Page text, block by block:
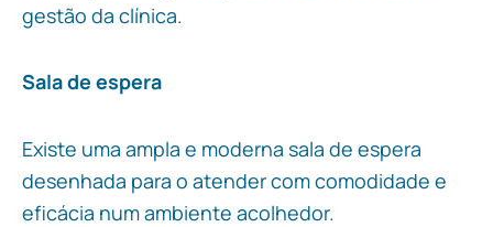
gestão da clínica.
Sala de espera
Existe uma ampla e moderna sala de espera
desenhada para o atender com comodidade e
eficácia num ambiente acolhedor.